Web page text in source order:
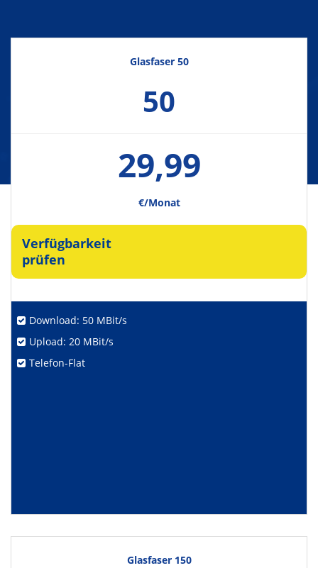
Glasfaser 50
50
29,99
€/Monat
Verfügbarkeit
prüfen
Download: 50 MBit/s
Upload: 20 MBit/s
Telefon-Flat
Glasfaser 150